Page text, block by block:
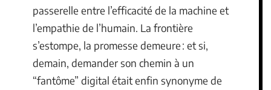
passerelle entre l’efficacité de la machine et
l’empathie de l’humain. La frontière
s’estompe, la promesse demeure : et si,
demain, demander son chemin à un
“fantôme” digital était enfin synonyme de